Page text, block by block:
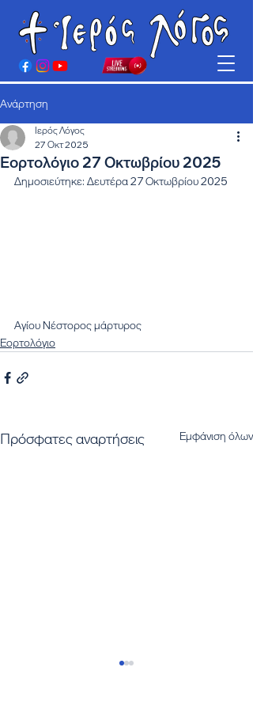
Ανάρτηση
Εορτολόγιο 27 Οκτωβρίου 2025
Ιερός Λόγος
27 Οκτ 2025
Δημοσιεύτηκε: Δευτέρα 27 Οκτωβρίου 2025
Αγίου Νέστορος μάρτυρος
Εορτολόγιο
Πρόσφατες αναρτήσεις Εμφάνιση όλων